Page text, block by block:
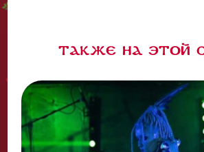
Также на этой